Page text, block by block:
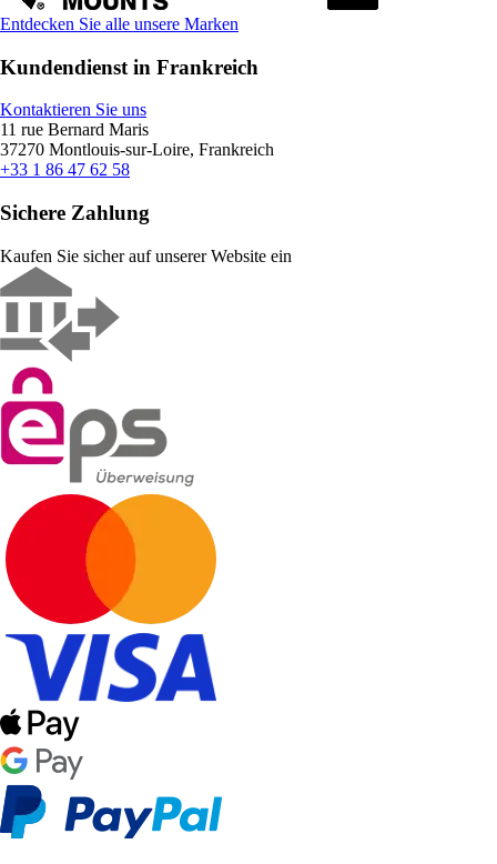
Entdecken Sie alle unsere Marken
Kundendienst in Frankreich
Kontaktieren Sie uns
11 rue Bernard Maris
37270 Montlouis-sur-Loire, Frankreich
+33 1 86 47 62 58
Sichere Zahlung
Kaufen Sie sicher auf unserer Website ein